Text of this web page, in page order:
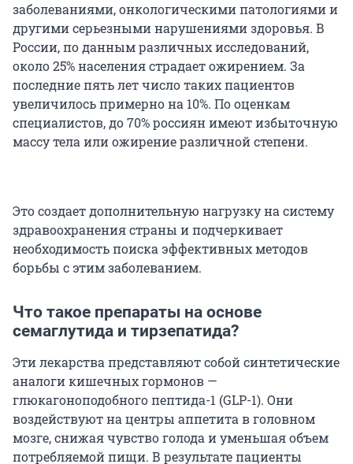
заболеваниями, онкологическими патологиями и
другими серьезными нарушениями здоровья. В
России, по данным различных исследований,
около 25% населения страдает ожирением. За
последние пять лет число таких пациентов
увеличилось примерно на 10%. По оценкам
специалистов, до 70% россиян имеют избыточную
массу тела или ожирение различной степени.
Это создает дополнительную нагрузку на систему
здравоохранения страны и подчеркивает
необходимость поиска эффективных методов
борьбы с этим заболеванием.
Что такое препараты на основе
семаглутида и тирзепатида?
Эти лекарства представляют собой синтетические
аналоги кишечных гормонов —
глюкагоноподобного пептида-1 (GLP-1). Они
воздействуют на центры аппетита в головном
мозге, снижая чувство голода и уменьшая объем
потребляемой пищи. В результате пациенты